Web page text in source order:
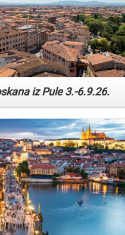
iz Pule 3.-6.9.26.
Read More
3.9.26., 17.9.26. i